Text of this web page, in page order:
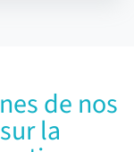
de nos
la